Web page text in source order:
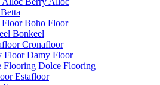
Betta
Boho Floor
Bonkeel
Cronafloor
Damy Floor
Dolce Flooring
Estafloor